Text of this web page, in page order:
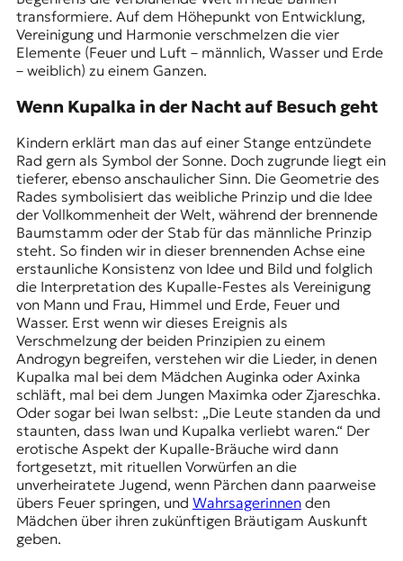
transformiere. Auf dem Höhepunkt von Entwicklung,
Vereinigung und Harmonie verschmelzen die vier
Elemente (Feuer und Luft – männlich, Wasser und Erde
– weiblich) zu einem Ganzen.
Wenn Kupalka in der Nacht auf Besuch geht
Kindern erklärt man das auf einer Stange entzündete
Rad gern als Symbol der Sonne. Doch zugrunde liegt ein
tieferer, ebenso anschaulicher Sinn. Die Geometrie des
Rades symbolisiert das weibliche Prinzip und die Idee
der Vollkommenheit der Welt, während der brennende
Baumstamm oder der Stab für das männliche Prinzip
steht. So finden wir in dieser brennenden Achse eine
erstaunliche Konsistenz von Idee und Bild und folglich
die Interpretation des Kupalle-Festes als Vereinigung
von Mann und Frau, Himmel und Erde, Feuer und
Wasser. Erst wenn wir dieses Ereignis als
Verschmelzung der beiden Prinzipien zu einem
Androgyn begreifen, verstehen wir die Lieder, in denen
Kupalka mal bei dem Mädchen Auginka oder Axinka
schläft, mal bei dem Jungen Maximka oder Zjareschka.
Oder sogar bei Iwan selbst: „Die Leute standen da und
staunten, dass Iwan und Kupalka verliebt waren.“ Der
erotische Aspekt der Kupalle-Bräuche wird dann
fortgesetzt, mit rituellen Vorwürfen an die
unverheiratete Jugend, wenn Pärchen dann paarweise
übers Feuer springen, und Wahrsagerinnenden
Mädchen über ihren zukünftigen Bräutigam Auskunft
geben.